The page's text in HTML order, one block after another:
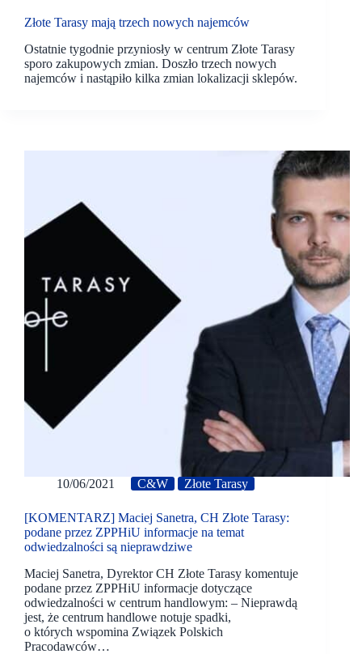
Złote Tarasy mają trzech nowych najemców
Ostatnie tygodnie przyniosły w centrum Złote Tarasy
sporo zakupowych zmian. Doszło trzech nowych
najemców i nastąpiło kilka zmian lokalizacji sklepów.
10/06/2021 C&W Złote Tarasy
[KOMENTARZ] Maciej Sanetra, CH Złote Tarasy:
podane przez ZPPHiU informacje na temat
odwiedzalności są nieprawdziwe
Maciej Sanetra, Dyrektor CH Złote Tarasy komentuje
podane przez ZPPHiU informacje dotyczące
odwiedzalności w centrum handlowym: – Nieprawdą
jest, że centrum handlowe notuje spadki,
o których wspomina Związek Polskich
Pracodawców…